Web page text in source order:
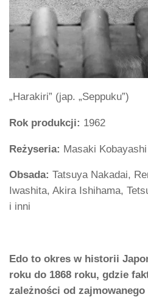
„Harakiri” (jap. „Seppuku”)
Rok produkcji: 1962
Reżyseria: Masaki Kobayashi
Obsada: Tatsuya Nakadai,
Iwashita, Akira Ishihama,
i inni
Edo to okres w historii
roku do 1868 roku, gdzie
zależności od